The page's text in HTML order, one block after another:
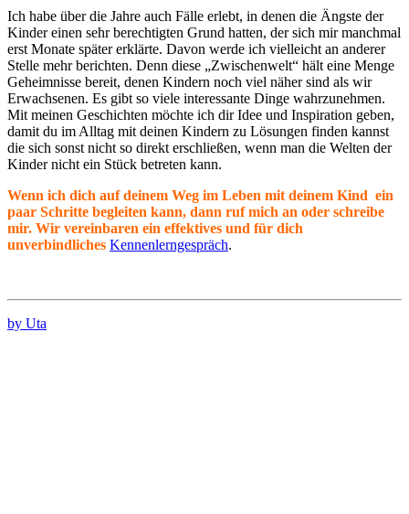
Ich habe über die Jahre auch Fälle erlebt, in denen die Ängste der
Kinder einen sehr berechtigten Grund hatten, der sich mir manchmal
erst Monate später erklärte. Davon werde ich vielleicht an anderer
Stelle mehr berichten. Denn diese „Zwischenwelt“ hält eine Menge
Geheimnisse bereit, denen Kindern noch viel näher sind als wir
Erwachsenen. Es gibt so viele interessante Dinge wahrzunehmen.
Mit meinen Geschichten möchte ich dir Idee und Inspiration geben,
damit du im Alltag mit deinen Kindern zu Lösungen finden kannst
die sich sonst nicht so direkt erschließen, wenn man die Welten der
Kinder nicht ein Stück betreten kann.
Wenn ich dich auf deinem Weg im Leben mit deinem Kind ein
paar Schritte begleiten kann, dann ruf mich an oder schreibe
mir. Wir vereinbaren ein effektives und für dich
unverbindliches Kennenlerngespräch.
by Uta